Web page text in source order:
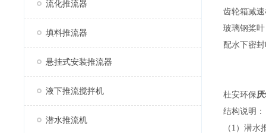
流化推流器
填料推流器
悬挂式安装推流器
液下推流搅拌机
潜水推流机
齿轮箱减
玻璃钢桨叶
配水下密
杜安环保
结构说明：
（ 1 ）潜水